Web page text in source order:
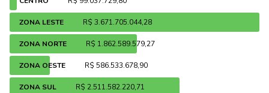
ZONA LESTE R$ 3.671.705.044,28
ZONA NORTE R$ 1.862.589.579,27
ZONA OESTE R$ 586.533.678,90
ZONA SUL R$ 2.511.582.220,71